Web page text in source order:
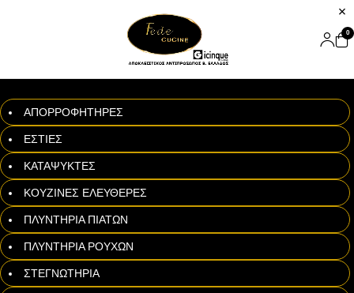
0
ΑΠΟΡΡΟΦΗΤΗΡΕΣ
ΕΣΤΙΕΣ
ΚΑΤΑΨΥΚΤΕΣ
ΚΟΥΖΙΝΕΣ ΕΛΕΥΘΕΡΕΣ
ΠΛΥΝΤΗΡΙΑ ΠΙΑΤΩΝ
ΠΛΥΝΤΗΡΙΑ ΡΟΥΧΩΝ
ΣΤΕΓΝΩΤΗΡΙΑ